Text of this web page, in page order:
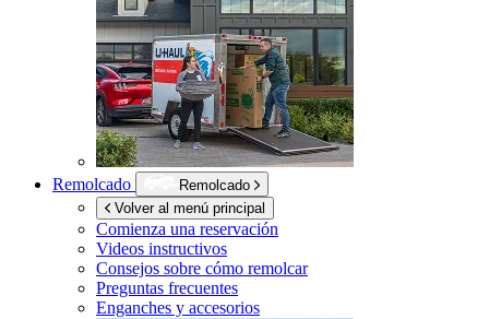
Remolcado
Remolcado
Volver al menú principal
Comienza una reservación
Videos instructivos
Consejos sobre cómo remolcar
Preguntas frecuentes
Enganches y accesorios